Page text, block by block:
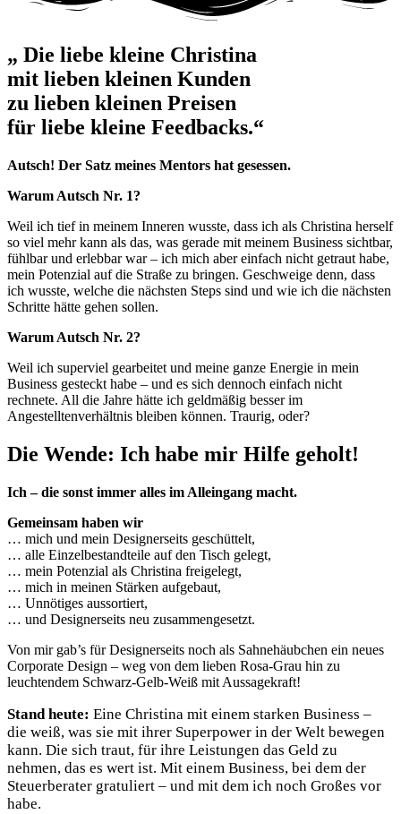
„ Die liebe kleine Christina
mit lieben kleinen Kunden
zu lieben kleinen Preisen
für liebe kleine Feedbacks.“
Autsch! Der Satz meines Mentors hat gesessen.
Warum Autsch Nr. 1?
Weil ich tief in meinem Inneren wusste, dass ich als Christina herself
so viel mehr kann als das, was gerade mit meinem Business sichtbar,
fühlbar und erlebbar war – ich mich aber einfach nicht getraut habe,
mein Potenzial auf die Straße zu bringen. Geschweige denn, dass
ich wusste, welche die nächsten Steps sind und wie ich die nächsten
Schritte hätte gehen sollen.
Warum Autsch Nr. 2?
Weil ich superviel gearbeitet und meine ganze Energie in mein
Business gesteckt habe – und es sich dennoch einfach nicht
rechnete. All die Jahre hätte ich geldmäßig besser im
Angestelltenverhältnis bleiben können. Traurig, oder?
Die Wende: Ich habe mir Hilfe geholt!
Ich – die sonst immer alles im Alleingang macht.
Gemeinsam haben wir
… mich und mein Designerseits geschüttelt,
… alle Einzelbestandteile auf den Tisch gelegt,
… mein Potenzial als Christina freigelegt,
… mich in meinen Stärken aufgebaut,
… Unnötiges aussortiert,
… und Designerseits neu zusammengesetzt.
Von mir gab’s für Designerseits noch als Sahnehäubchen ein neues
Corporate Design – weg von dem lieben Rosa-Grau hin zu
leuchtendem Schwarz-Gelb-Weiß mit Aussagekraft!
Stand heute: Eine Christina mit einem starken Business –
die weiß, was sie mit ihrer Superpower in der Welt bewegen
kann. Die sich traut, für ihre Leistungen das Geld zu
nehmen, das es wert ist. Mit einem Business, bei dem der
Steuerberater gratuliert – und mit dem ich noch Großes vor
habe.